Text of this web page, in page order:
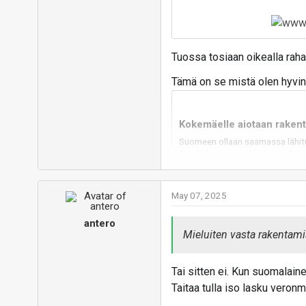
Tuossa tosiaan oikealla
Tämä on se mistä olen
Kokemäelle aiotaan
Suomeen ollaan saamassa
Blockchainin uusi keskus
bbs.io-tech.fi
Ongelma on, että toisin
Suomen halvin, Rovakaira
sen vertailu menee oman
antero
May 07, 2025
Mieluiten vasta
Tai sitten ei. Kun
Taitaa tulla iso lasku